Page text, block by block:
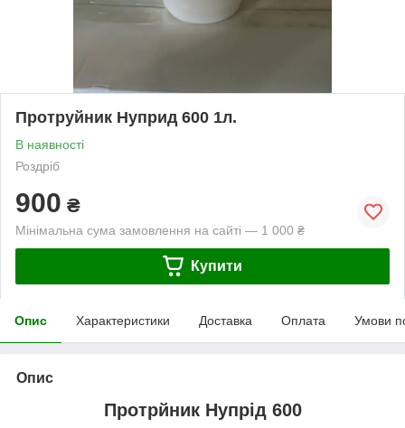
Протруйник Нуприд 600 1л.
В наявності
Роздріб
900 ₴
Мінімальна сума замовлення на сайті — 1 000 ₴
Купити
Опис Характеристики Доставка Оплата Умови
Опис
Протрйник Нупрід 600